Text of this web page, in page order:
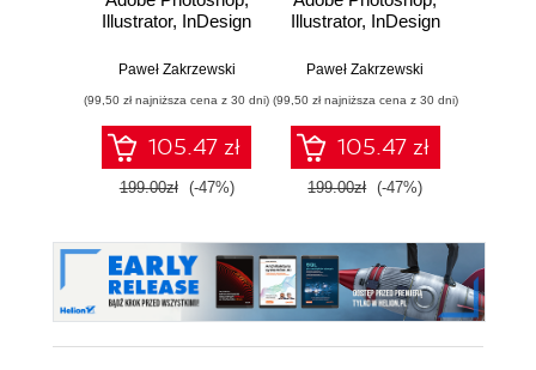
Illustrator, InDesign
praktyce. Wydanie
Paweł Zakrzewski
(99,50 zł najniższa cena z 30 dni)
105.47 zł
199.00zł (-47%)
Illustrator, InDesign
praktyce. Wydanie
Paweł Zakrzewski
(99,50 zł najniższa cena z 30 dni)
105.47 zł
199.00zł (-47%)